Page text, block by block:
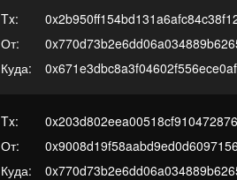
Tx:
От:
Куда:
Tx:
От:
Куда: